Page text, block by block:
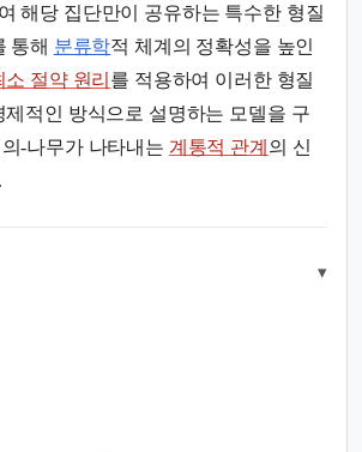
해당 집단만이 공유하는 특수한 형질
통해 분류학적 체계의 정확성을 높인
소 절약 원리 를 적용하여 이러한 형질
제적인 방식으로 설명하는 모델을 구
-나무가 나타내는 계통적 관계 의 신
▾